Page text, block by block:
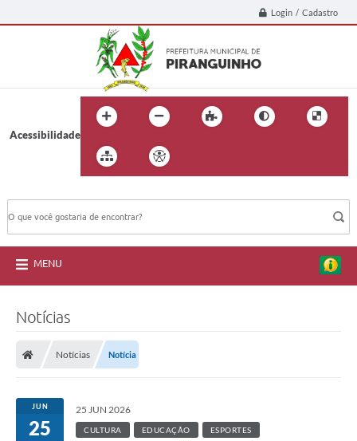
Login / Cadastro
Acessibilidade
MENU
Notícias
Notícias Notícia
JUN
25
25 JUN 2026
CULTURA EDUCAÇÃO ESPORTES